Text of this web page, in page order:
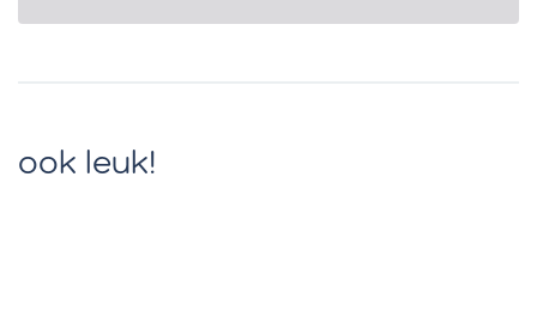
ook leuk!